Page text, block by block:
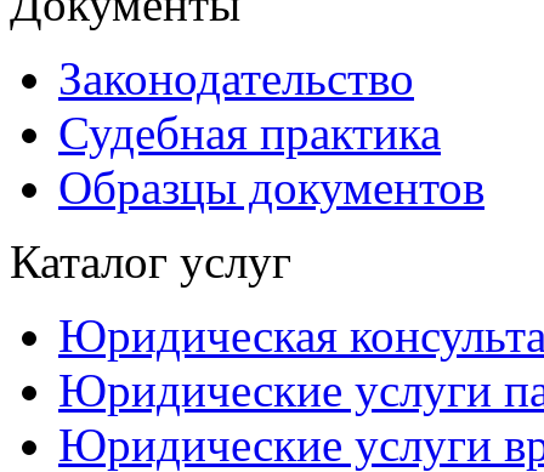
Законодательство
Судебная практика
Образцы документов
Каталог услуг
Юридическая
Юридические услуги
Юридические услуги